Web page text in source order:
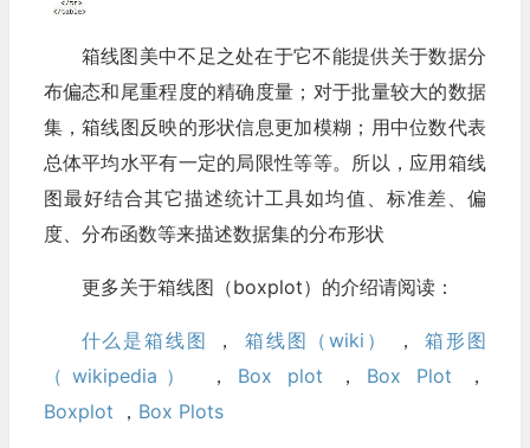
箱线图美中不足之处在于它不能提供关于数据分
布偏态和尾重程度的精确度量；对于批量较大的数据
集，箱线图反映的形状信息更加模糊；用中位数代表
总体平均水平有一定的局限性等等。所以，应用箱线
图最好结合其它描述统计工具如均值、标准差、偏
度、分布函数等来描述数据集的分布形状
更多关于箱线图（boxplot）的介绍请阅读：
什么是箱线图 ， 箱线图 （wiki） ，箱形图
（wikipedia）
， Box plot ， Box Plot ，
Boxplot ， Box Plots